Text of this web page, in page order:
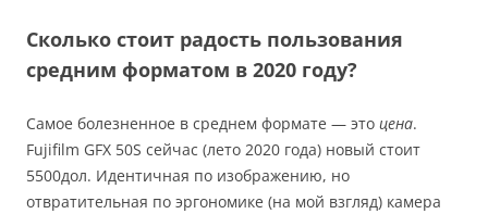
Сколько стоит радость пользования
средним форматом в 2020 году?
Самое болезненное в среднем формате — это цена.
Fujifilm GFX 50S сейчас (лето 2020 года) новый стоит
5500дол. Идентичная по изображению, но
отвратительная по эргономике (на мой взгляд) камера